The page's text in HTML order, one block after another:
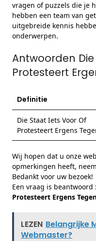
vragen of puzzels die je
hebben een team van
uitgebreide kennis
onderwerpen.
Antwoorden
Protesteert
Definitie
Die Staat Iets Voor Of
Protesteert Ergens
Wij hopen dat u onze
opmerkingen heeft,
Bedankt voor uw bezoek!
Een vraag is beantwoord :
Protesteert Ergens
LEZEN Belangrijke
Webmaster?